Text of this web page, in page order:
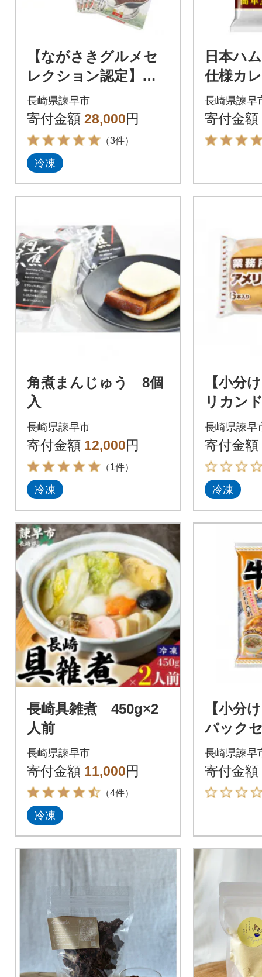
【ながさきグルメセ
レクション認定】長
崎県産【Aセット】ラ
ンドールオリジナル
カレー180g×6ヶセッ
ト
長崎県諫早市
寄付金額 28,000円
（3件）
冷凍
日本ハ
仕様カ
セット
長崎県諫早
寄付金額
角煮まんじゅう 8個
入
長崎県諫早市
寄付金額 12,000円
（1件）
冷凍
【小分
リカン
クセッ
入)計60
長崎県諫早
寄付金額
冷凍
長崎具雑煮 450g×2
人前
長崎県諫早市
寄付金額 11,000円
（4件）
冷凍
【小分
パック
ク2袋入
長崎県諫早
寄付金額